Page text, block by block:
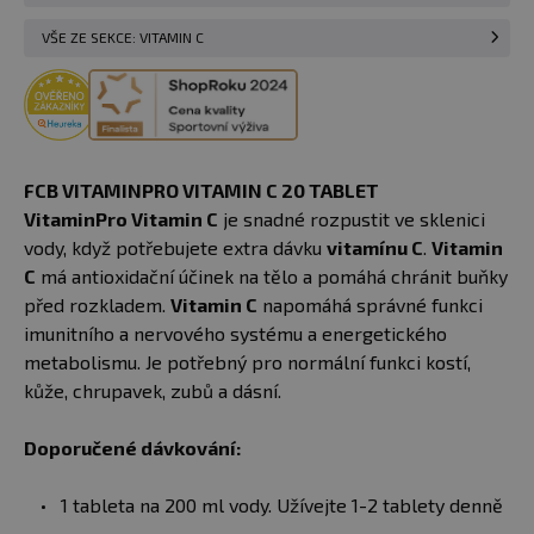
VŠE ZE SEKCE: VITAMIN C
FCB VITAMINPRO VITAMIN C 20 TABLET
VitaminPro Vitamin C je snadné rozpustit ve sklenici
vody, když potřebujete extra dávku vitamínu C. Vitamin
C má antioxidační účinek na tělo a pomáhá chránit buňky
před rozkladem. Vitamin C napomáhá správné funkci
imunitního a nervového systému a energetického
metabolismu. Je potřebný pro normální funkci kostí,
kůže, chrupavek, zubů a dásní.
Doporučené dávkování:
1 tableta na 200 ml vody. Užívejte 1-2 tablety denně